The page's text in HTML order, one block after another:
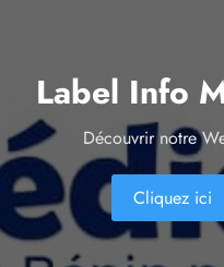
Label Info
Découvrir notre
Cliquez ici